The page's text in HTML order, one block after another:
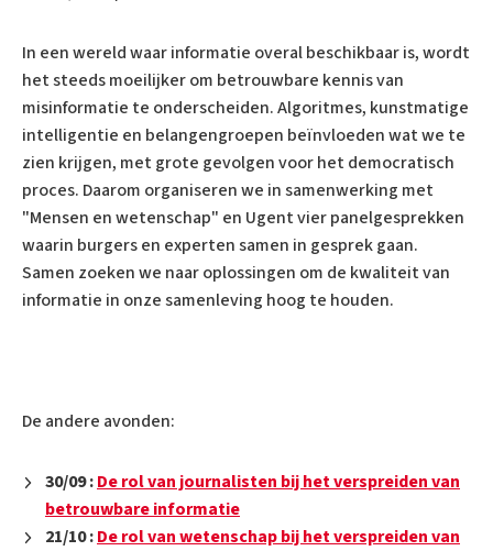
In een wereld waar informatie overal beschikbaar is, wordt
het steeds moeilijker om betrouwbare kennis van
misinformatie te onderscheiden. Algoritmes, kunstmatige
intelligentie en belangengroepen beïnvloeden wat we te
zien krijgen, met grote gevolgen voor het democratisch
proces. Daarom organiseren we in samenwerking met
"Mensen en wetenschap" en Ugent vier panelgesprekken
waarin burgers en experten samen in gesprek gaan.
Samen zoeken we naar oplossingen om de kwaliteit van
informatie in onze samenleving hoog te houden.
De andere avonden:
30/09 :De rol van journalisten bij het verspreiden van
betrouwbare informatie
21/10 :De rol van wetenschap bij het verspreiden van